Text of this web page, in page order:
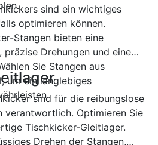
sind ein wichtiges
optimieren können.
Stangen bieten eine
Drehungen und eine
Sie Stangen aus
um ein langlebiges
sind für die reibungslose
verantwortlich. Optimieren Sie
Tischkicker-Gleitlager.
Drehen der Stangen,